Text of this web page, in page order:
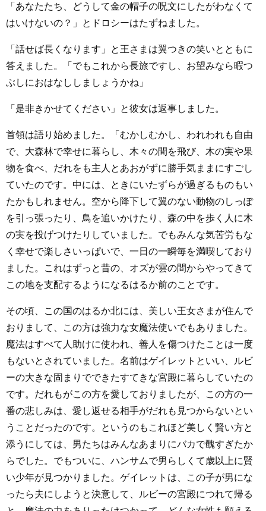
「あなたたち、どうして金の帽子の呪文にしたがわなくて
はいけないの？」とドロシーはたずねました。
「話せば長くなります」と王さまは翼つきの笑いとともに
答えました。「でもこれから長旅ですし、お望みなら暇つ
ぶしにおはなししましょうかね」
「是非きかせてください」と彼女は返事しました。
首領は語り始めました。「むかしむかし、われわれも自由
で、大森林で幸せに暮らし、木々の間を飛び、木の実や果
物を食べ、だれをも主人とあおがずに勝手気ままにすごし
ていたのです。中には、ときにいたずらが過ぎるものもい
たかもしれません。空から降下して翼のない動物のしっぽ
を引っ張ったり、鳥を追いかけたり、森の中を歩く人に木
の実を投げつけたりしていました。でもみんな気苦労もな
く幸せで楽しさいっぱいで、一日の一瞬毎を満喫しており
ました。これはずっと昔の、オズが雲の間からやってきて
この地を支配するようになるはるか前のことです。
その頃、この国のはるか北には、美しい王女さまが住んで
おりまして、この方は強力な女魔法使いでもありました。
魔法はすべて人助けに使われ、善人を傷つけたことは一度
もないとされていました。名前はゲイレットといい、ルビ
ーの大きな固まりでできたすてきな宮殿に暮らしていたの
です。だれもがこの方を愛しておりましたが、この方の一
番の悲しみは、愛し返せる相手がだれも見つからないとい
うことだったのです。というのもこれほど美しく賢い方と
添うにしては、男たちはみんなあまりにバカで醜すぎたか
らでした。でもついに、ハンサムで男らしくて歳以上に賢
い少年が見つかりました。ゲイレットは、この子が男にな
ったら夫にしようと決意して、ルビーの宮殿につれて帰る